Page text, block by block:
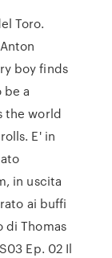
Toro.
boy finds
be a
the world
E' in
in uscita
ai buffi
di Thomas
Ep. 02 Il